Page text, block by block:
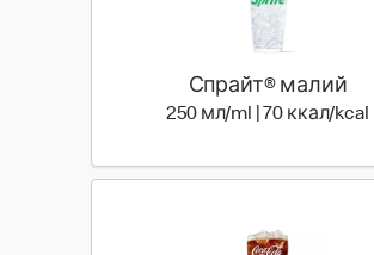
Спрайт® малий
250 мл/ml | 70 ккал/kcal